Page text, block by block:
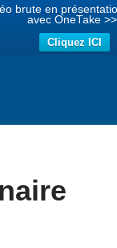
brute en
avec OneTake >>
Cliquez ICI